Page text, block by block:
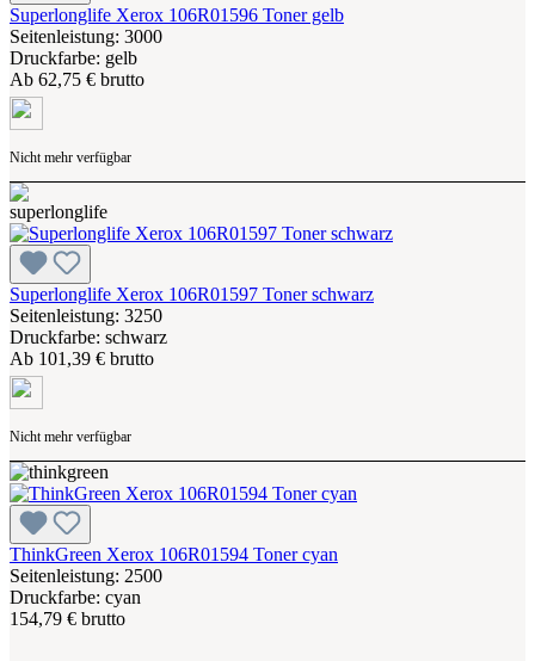
Superlonglife Xerox 106R01596 Toner gelb
Seitenleistung: 3000
Druckfarbe: gelb
Ab 62,75 € brutto
Nicht mehr verfügbar
Superlonglife Xerox 106R01597 Toner schwarz
Seitenleistung: 3250
Druckfarbe: schwarz
Ab 101,39 € brutto
Nicht mehr verfügbar
ThinkGreen Xerox 106R01594 Toner cyan
Seitenleistung: 2500
Druckfarbe: cyan
154,79 € brutto